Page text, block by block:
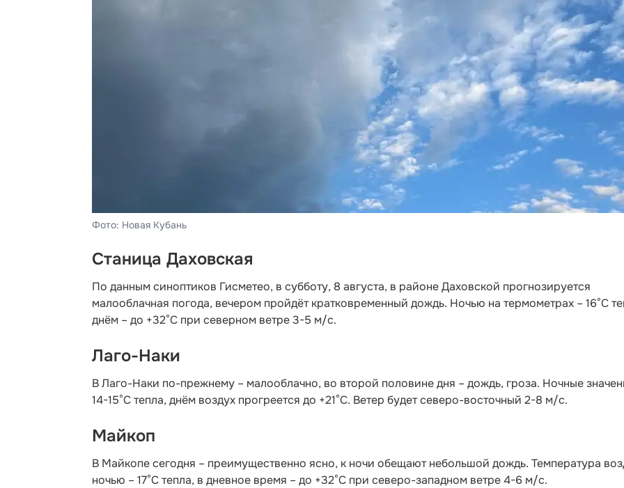
Фото: Новая Кубань
Станица Даховская
По данным синоптиков Гисметео, в субботу, 8 августа, в районе Даховской прогнозируется
малооблачная погода, вечером пройдёт кратковременный дождь. Ночью на термометрах – 16°C
днём – до +32°C при северном ветре 3-5 м/с.
Лаго-Наки
В Лаго-Наки по-прежнему – малооблачно, во второй половине дня – дождь, гроза. Ночные
14-15°С тепла, днём воздух прогреется до +21°С. Ветер будет северо-восточный 2-8 м/с.
Майкоп
В Майкопе сегодня – преимущественно ясно, к ночи обещают небольшой дождь. Температура
ночью – 17°С тепла, в дневное время – до +32°С при северо-западном ветре 4-6 м/с.